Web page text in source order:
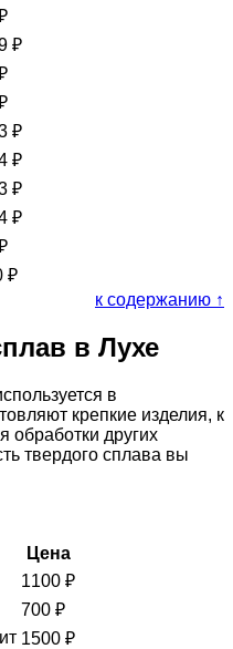
₽
₽
₽
₽
₽
₽
к содержанию ↑
в Лухе
в
крепкие изделия, к
обработки других
твердого сплава вы
Цена
1100 ₽
700 ₽
1500 ₽